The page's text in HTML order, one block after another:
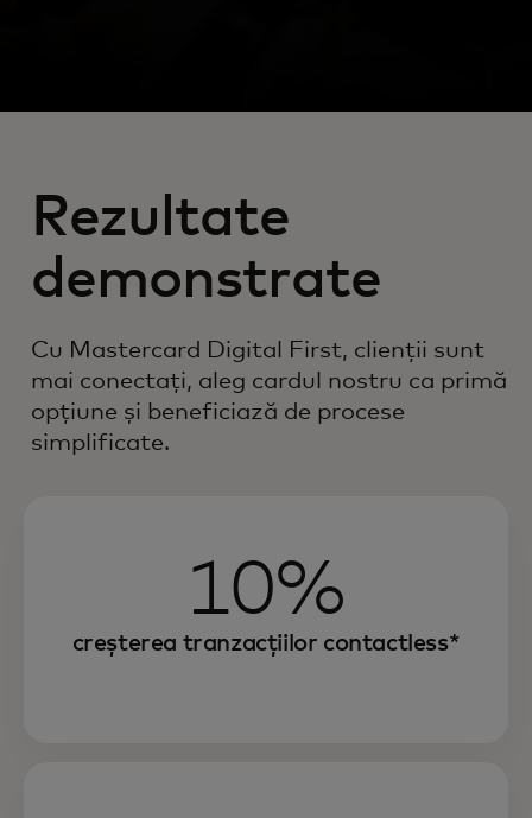
Rezultate
demonstrate
Cu Mastercard Digital First, clienții sunt
mai conectați, aleg cardul nostru ca primă
opțiune și beneficiază de procese
simplificate.
10%
creșterea tranzacțiilor contactless*